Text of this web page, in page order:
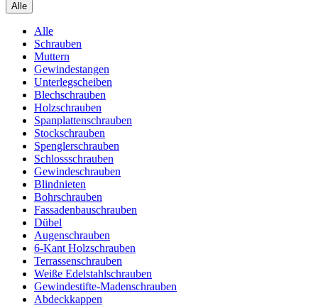
Alle
Alle
Schrauben
Muttern
Gewindestangen
Unterlegscheiben
Blechschrauben
Holzschrauben
Spanplattenschrauben
Stockschrauben
Spenglerschrauben
Schlossschrauben
Gewindeschrauben
Blindnieten
Bohrschrauben
Fassadenbauschrauben
Dübel
Augenschrauben
6-Kant Holzschrauben
Terrassenschrauben
Weiße Edelstahlschrauben
Gewindestifte-Madenschrauben
Abdeckkappen